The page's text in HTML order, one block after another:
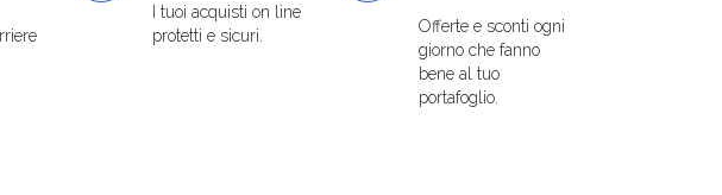
I tuoi acquisti on line
protetti e sicuri.
Offerte e sconti ogni
giorno che fanno
bene al tuo
portafoglio.